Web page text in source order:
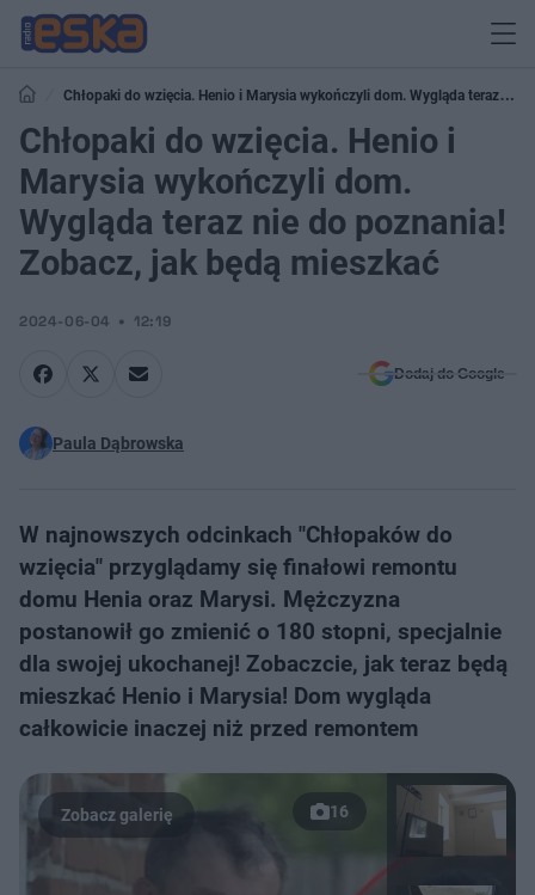
Chłopaki do wzięcia. Henio i Marysia wykończyli dom. Wygląda teraz nie
do poznania! Zobacz, jak będą mieszkać
Chłopaki do wzięcia. Henio i
Marysia wykończyli dom.
Wygląda teraz nie do poznania!
Zobacz, jak będą mieszkać
2024-06-04 12:19
Dodaj do Google
Paula Dąbrowska
W najnowszych odcinkach "Chłopaków do
wzięcia" przyglądamy się finałowi remontu
domu Henia oraz Marysi. Mężczyzna
postanowił go zmienić o 180 stopni, specjalnie
dla swojej ukochanej! Zobaczcie, jak teraz będą
mieszkać Henio i Marysia! Dom wygląda
całkowicie inaczej niż przed remontem
16